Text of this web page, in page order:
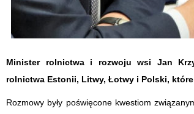
Minister rolnictwa i rozwoju wsi Jan
rolnictwa Estonii, Litwy, Łotwy i Polski,
Rozmowy były poświęcone kwestiom